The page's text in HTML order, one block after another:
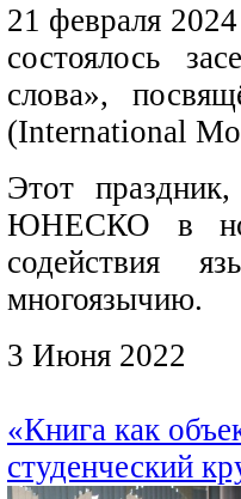
21 февраля
состоялось
слова»,
(International
Этот
ЮНЕСКО в
содействия
многоязычию.
3 Июня 2022
«Книга как
студенческий